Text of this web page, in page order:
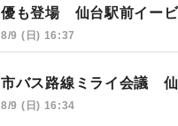
優も登場 仙台駅前イー
8/9 (日) 16:37
市バス路線ミライ会議
8/9 (日) 16:34